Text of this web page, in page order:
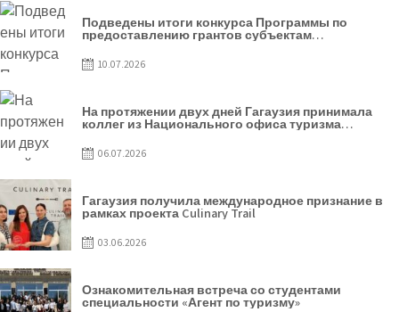
Подведены итоги конкурса Программы по
предоставлению грантов субъектам
предпринимательства – 2026
10.07.2026
На протяжении двух дней Гагаузия принимала
коллег из Национального офиса туризма
Республики Молдова
06.07.2026
Гагаузия получила международное признание в
рамках проекта Culinary Trail
03.06.2026
Ознакомительная встреча со студентами
специальности «Агент по туризму»